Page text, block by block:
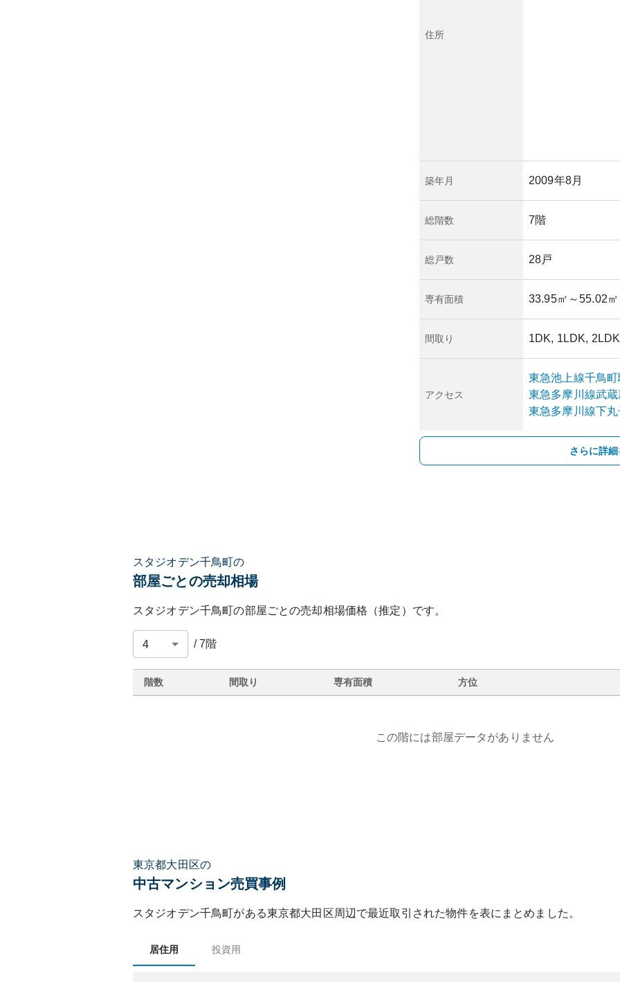
住所
築年月 2009年8月
総階数 7階
総戸数 28戸
専有面積 33.95㎡ ～55.02㎡
間取り 1DK, 1LDK, 2LDK
アクセス
東急池上線千鳥町
東急多摩川線武
東急多摩川線下
さらに詳
スタジオデン千鳥町の
部屋ごとの売却相場
スタジオデン千鳥町の部屋ごとの売却相場価格（推定）です。
/7階
階数 間取り 専有面積 方位
この階には部屋データがありません
東京都大田区の
中古マンション売買事例
スタジオデン千鳥町がある東京都大田区周辺で最近取引された物件を表にまとめました。
居住用 投資用